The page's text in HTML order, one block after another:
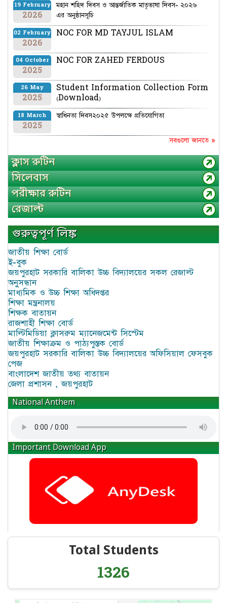
19 February
2026
মহান শহিদ দিবস ও আন্তর্জাতিক মাতৃভাষা দিবস- ২০২৬
এর অনুষ্ঠানসূচি
02 February
2026
NOC FOR MD TAYJUL ISLAM
04 October
2025
NOC FOR ZAHED FERDOUS
26 May
2025
Student Information Collection Form
(Download)
18 March
2025
স্বাধিনতা দিবস২০২৫ উপলক্ষে প্রতিযোগিতা
সবগুলো জানতে »
ক্লাস রুটিন
সিলেবাস
পরীক্ষার রুটিন
রেজাল্ট
গুরুত্বপূর্ণ লিঙ্ক
জাতীয় শিক্ষা বোর্ড
ই-বুক
জয়পুরহাট সরকারি বালিকা উচ্চ বিদ্যালয়ের সকল রেজাল্ট
অনুসন্ধান
মাধ্যমিক ও উচ্চ শিক্ষা অধিদপ্তর
শিক্ষা মন্ত্রনালয়
শিক্ষক বাতায়ন
রাজশাহী শিক্ষা বোর্ড
মাল্টিমিডিয়া ক্লাসরুম ম্যানেজমেন্ট সিস্টেম
জাতীয় শিক্ষাক্রম ও পাঠ্যপুস্তক বোর্ড
জয়পুরহাট সরকারি বালিকা উচ্চ বিদ্যালয়ের অফিসিয়াল ফেসবুক
পেজ
বাংলাদেশ জাতীয় তথ্য বাতায়ন
জেলা প্রশাসন , জয়পুরহাট
National Anthem
Important Download App
Total Students
1326